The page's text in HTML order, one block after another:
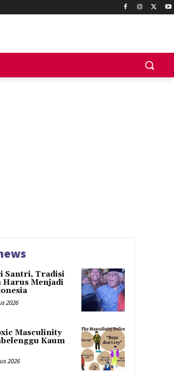
Santri, Tradisi
Harus Menjadi
2026
Masculinity
Kaum
2026